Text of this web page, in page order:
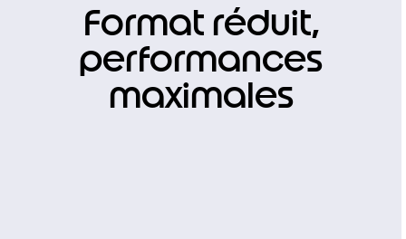
Format réduit,
performances
maximales